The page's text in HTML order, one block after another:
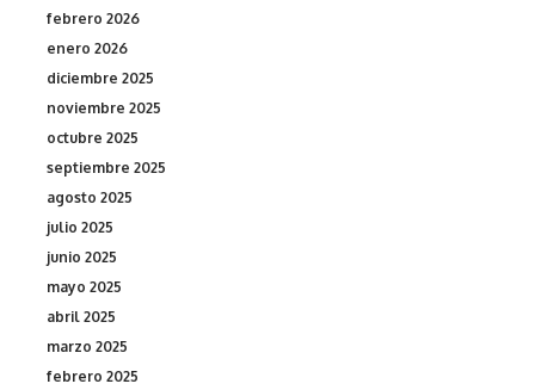
febrero 2026
enero 2026
diciembre 2025
noviembre 2025
octubre 2025
septiembre 2025
agosto 2025
julio 2025
junio 2025
mayo 2025
abril 2025
marzo 2025
febrero 2025